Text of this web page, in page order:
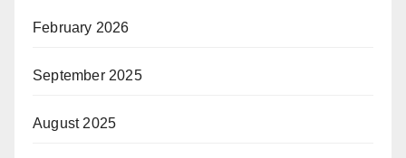
February 2026
September 2025
August 2025